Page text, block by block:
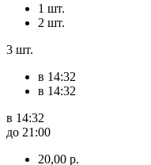
1 шт.
2 шт.
3 шт.
в 14:32
в 14:32
в 14:32
до 21:00
20,00 р.